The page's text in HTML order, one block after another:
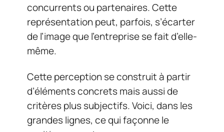
concurrents ou partenaires. Cette
représentation peut, parfois, s’écarter
de l’image que l’entreprise se fait d’elle-
même.
Cette perception se construit à partir
d’éléments concrets mais aussi de
critères plus subjectifs. Voici, dans les
grandes lignes, ce qui façonne le